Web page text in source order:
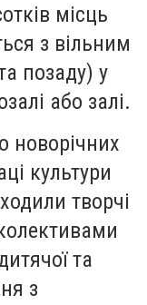
місць
з вільним
позаду) у
або залі.
новорічних
культури
творчі
та
з